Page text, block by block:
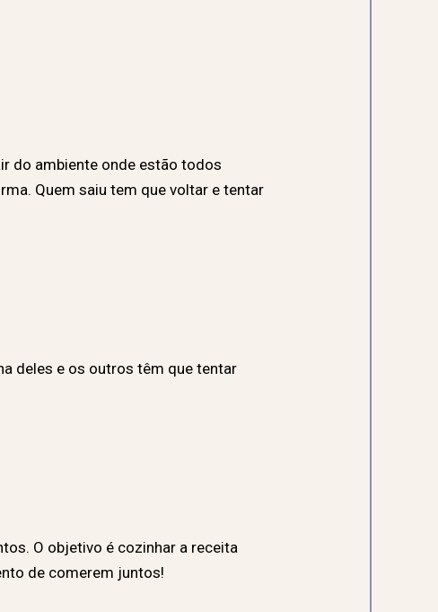
do ambiente onde estão todos
Quem saiu tem que voltar e tentar
deles e os outros têm que tentar
O objetivo é cozinhar a receita
de comerem juntos!